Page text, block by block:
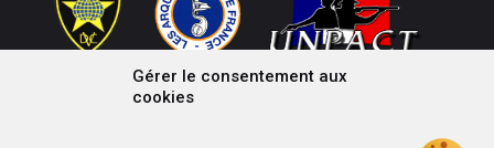
Gérer le consentement aux
cookies